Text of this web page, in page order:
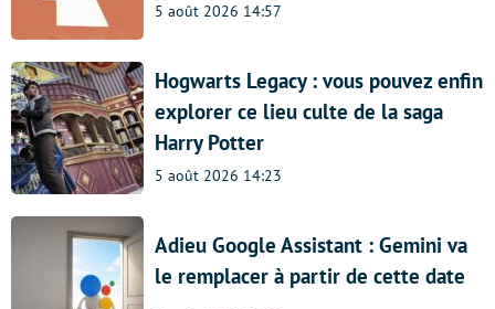
5 août 2026 14:57
Hogwarts Legacy : vous pouvez enfin
explorer ce lieu culte de la saga
Harry Potter
5 août 2026 14:23
Adieu Google Assistant : Gemini va
le remplacer à partir de cette date